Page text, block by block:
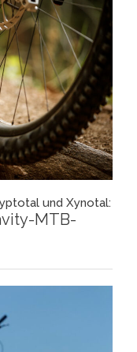
und Xynotal:
MTB-